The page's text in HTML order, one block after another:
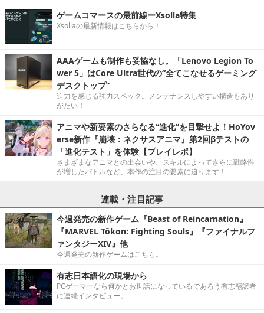
ゲームコマースの最前線ーXsolla特集
Xsollaの最新情報はこちらから！
AAAゲームも制作も妥協なし。「Lenovo Legion To
wer 5」はCore Ultra世代の“全てこなせるゲーミング
デスクトップ”
迫力を感じる強力スペック。メンテナンスしやすい構造もあり
がたい！
アニマや新要素のさらなる“進化”を目撃せよ！HoYov
erse新作『崩壊：ネクサスアニマ』第2回βテストの
「進化テスト」を体験【プレイレポ】
さまざまなアニマとの出会いや、スキルによってさらに戦略性
が増したバトルなど、本作の注目の要素に迫ります！
連載・注目記事
今週発売の新作ゲーム『Beast of Reincarnation』
『MARVEL Tōkon: Fighting Souls』『ファイナルフ
ァンタジーXIV』他
今週発売の新作ゲームはこちら。
有志日本語化の現場から
PCゲーマーなら何かとお世話になっているであろう有志翻訳者
に連続インタビュー。